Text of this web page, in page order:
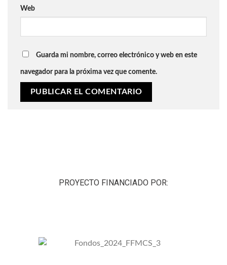
Web
Guarda mi nombre, correo electrónico y web en este
navegador para la próxima vez que comente.
PROYECTO FINANCIADO POR: